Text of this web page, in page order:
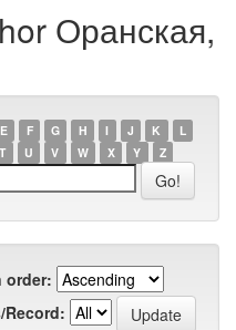
Оранская,
E F G H I J K
L
T U V W X Y Z
order: